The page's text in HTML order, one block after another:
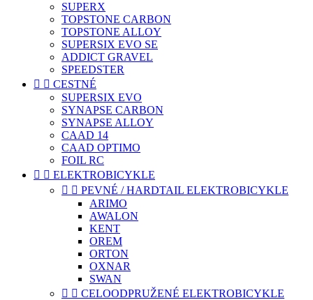
SUPERX
TOPSTONE CARBON
TOPSTONE ALLOY
SUPERSIX EVO SE
ADDICT GRAVEL
SPEEDSTER
  CESTNÉ
SUPERSIX EVO
SYNAPSE CARBON
SYNAPSE ALLOY
CAAD 14
CAAD OPTIMO
FOIL RC
  ELEKTROBICYKLE
  PEVNÉ / HARDTAIL ELEKTROBICYKLE
ARIMO
AWALON
KENT
OREM
ORTON
OXNAR
SWAN
  CELOODPRUŽENÉ ELEKTROBICYKLE